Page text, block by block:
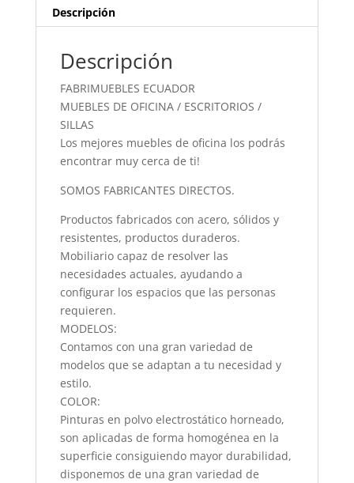
Descripción
Descripción
FABRIMUEBLES ECUADOR
MUEBLES DE OFICINA / ESCRITORIOS /
SILLAS
Los mejores muebles de oficina los podrás
encontrar muy cerca de ti!
SOMOS FABRICANTES DIRECTOS.
Productos fabricados con acero, sólidos y
resistentes, productos duraderos.
Mobiliario capaz de resolver las
necesidades actuales, ayudando a
configurar los espacios que las personas
requieren.
MODELOS:
Contamos con una gran variedad de
modelos que se adaptan a tu necesidad y
estilo.
COLOR:
Pinturas en polvo electrostático horneado,
son aplicadas de forma homogénea en la
superficie consiguiendo mayor durabilidad,
disponemos de una gran variedad de